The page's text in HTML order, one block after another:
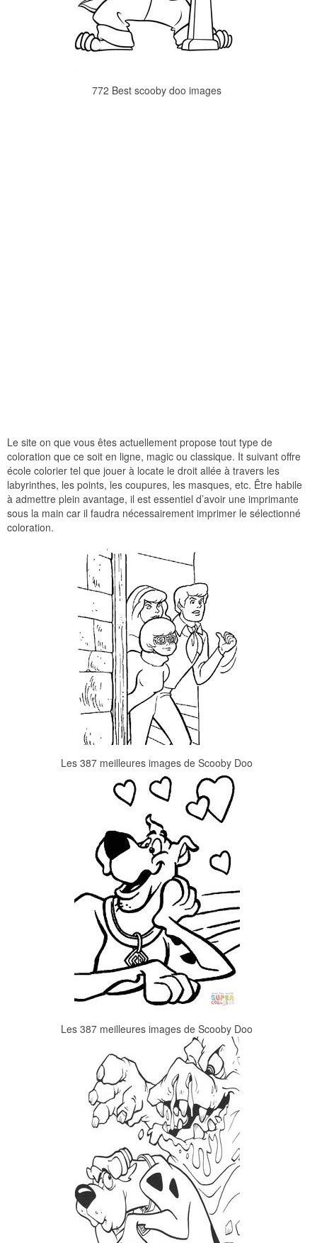
772 Best scooby doo images
Le site on que vous êtes actuellement propose tout type de
coloration que ce soit en ligne, magic ou classique. It suivant offre
école colorier tel que jouer à locate le droit allée à travers les
labyrinthes, les points, les coupures, les masques, etc. Être habile
à admettre plein avantage, il est essentiel d’avoir une imprimante
sous la main car il faudra nécessairement imprimer le sélectionné
coloration.
Les 387 meilleures images de Scooby Doo
Les 387 meilleures images de Scooby Doo